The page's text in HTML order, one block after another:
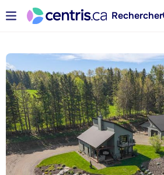
Rechercher